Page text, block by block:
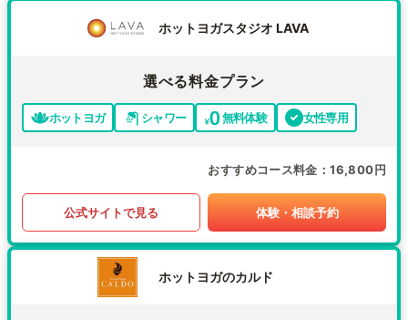
ホットヨガスタジオ LAVA
選べる料金プラン
ホットヨガ シャワー 無料体験 女性専用
おすすめコース料金 16,800円
公式サイトで見る 体験・相談予約
ホットヨガのカルド